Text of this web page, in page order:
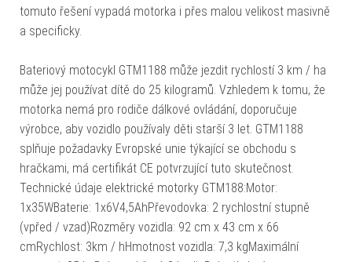
tomuto řešení vypadá motorka i přes malou velikost masivně
a specificky.
Bateriový motocykl GTM1188 může jezdit rychlostí 3 km / ha
může jej používat dítě do 25 kilogramů. Vzhledem k tomu, že
motorka nemá pro rodiče dálkové ovládání, doporučuje
výrobce, aby vozidlo používaly děti starší 3 let. GTM1188
splňuje požadavky Evropské unie týkající se obchodu s
hračkami, má certifikát CE potvrzující tuto skutečnost.
Technické údaje elektrické motorky GTM188:Motor:
1x35WBaterie: 1x6V4,5AhPřevodovka: 2 rychlostní stupně
(vpřed / vzad)Rozměry vozidla: 92 cm x 43 cm x 66
cmRychlost: 3km / hHmotnost vozidla: 7,3 kgMaximální